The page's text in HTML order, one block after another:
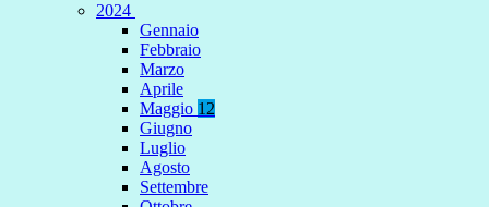
2024
Gennaio
Febbraio
Marzo
Aprile
Maggio 12
Giugno
Luglio
Agosto
Settembre